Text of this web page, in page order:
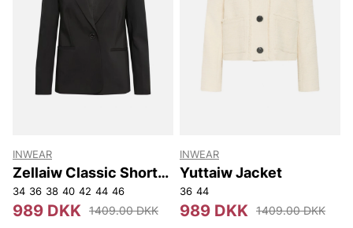
INWEAR
Zellaiw Classic Short
Blazer
34 36 38 40 42 44 46
989 DKK 1409.00 DKK
INWEAR
Yuttaiw Jacket
36 44
989 DKK 1409.00 DKK